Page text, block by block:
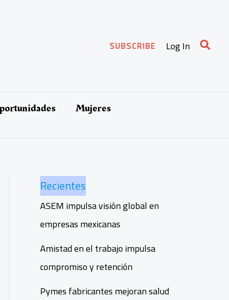
SUBSCRIBE Log In
Mujeres
Recientes
ASEM impulsa visión global en
empresas mexicanas
Amistad en el trabajo impulsa
compromiso y retención
Pymes fabricantes mejoran salud